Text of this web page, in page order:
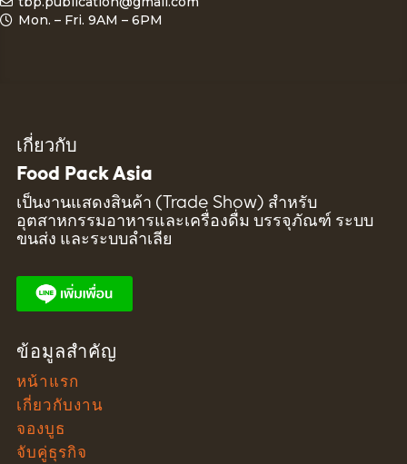
Mon. – Fri. 9AM – 6PM
เกี่ยวกับ
Food Pack Asia
เป็นงานแสดงสินค้า (Trade Show) สำหรับ
อุตสาหกรรมอาหารและเครื่องดื่ม บรรจุภัณฑ์ ระบบ
ขนส่ง และระบบลำเลีย
ข้อมูลสำคัญ
หน้าแรก
เกี่ยวกับงาน
จองบูธ
จับคู่ธุรกิจ